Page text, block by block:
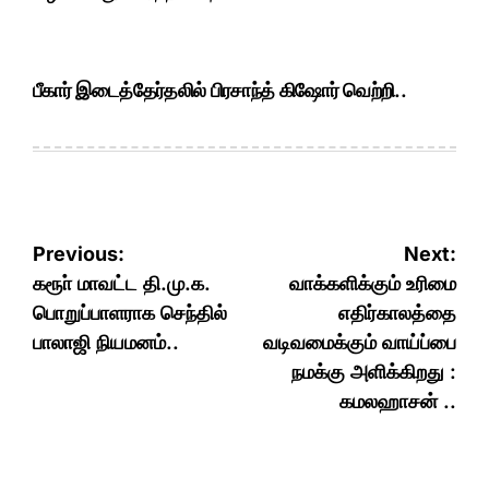
பீகார் இடைத்தேர்தலில் பிரசாந்த் கிஷோர் வெற்றி..
Post
navigation
Previous:
கரூா் மாவட்ட தி.மு.க.
பொறுப்பாளராக செந்தில்
பாலாஜி நியமனம்..
Next:
வாக்களிக்கும் உரிமை
எதிர்காலத்தை
வடிவமைக்கும் வாய்ப்பை
நமக்கு அளிக்கிறது :
கமலஹாசன் ..